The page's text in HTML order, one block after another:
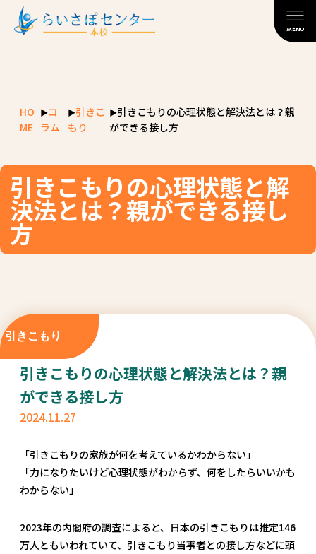
MENU
HO
ME
コ
ラム
引きこ
もり
引きこもりの心理状態と解決法とは？親
ができる接し方
引きこもりの心理状態と解
決法とは？親ができる接し
方
引きこもり
引きこもりの心理状態と解決法とは？親
ができる接し方
2024.11.27
「引きこもりの家族が何を考えているかわからない」
「力になりたいけど心理状態がわからず、何をしたらいいかも
わからない」
2023年の内閣府の調査によると、日本の引きこもりは推定146
万人ともいわれていて、引きこもり当事者との接し方などに頭